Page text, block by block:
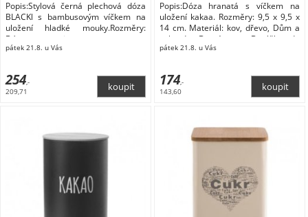
Popis:Stylová černá plechová dóza
BLACKl s bambusovým víčkem na
uložení hladké mouky.Rozměry:
Dózy na potraviny
pátek 21.8. u Vás
254,-
209,71
Popis:Dóza hranatá s víčkem na
uložení kakaa. Rozměry: 9,5 x 9,5 x
14 cm. Materiál: kov, dřevo, Dům a
zahrada Domácnost Doplňky do
kuchyně Skladování a balení
pátek 21.8. u Vás
174,-
143,60